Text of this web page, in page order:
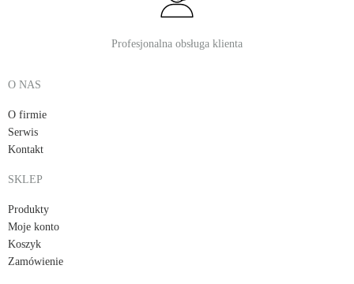
Profesjonalna obsługa klienta
O NAS
O firmie
Serwis
Kontakt
SKLEP
Produkty
Moje konto
Koszyk
Zamówienie